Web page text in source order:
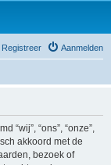
Aanmelden
Registreer
“wij”, “ons”, “onze”,
akkoord met de
bezoek of